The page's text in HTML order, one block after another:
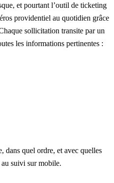
et pourtant l’outil de ticketing
providentiel au quotidien grâce
sollicitation transite par un
les informations pertinentes :
dans quel ordre, et avec quelles
au suivi sur mobile.